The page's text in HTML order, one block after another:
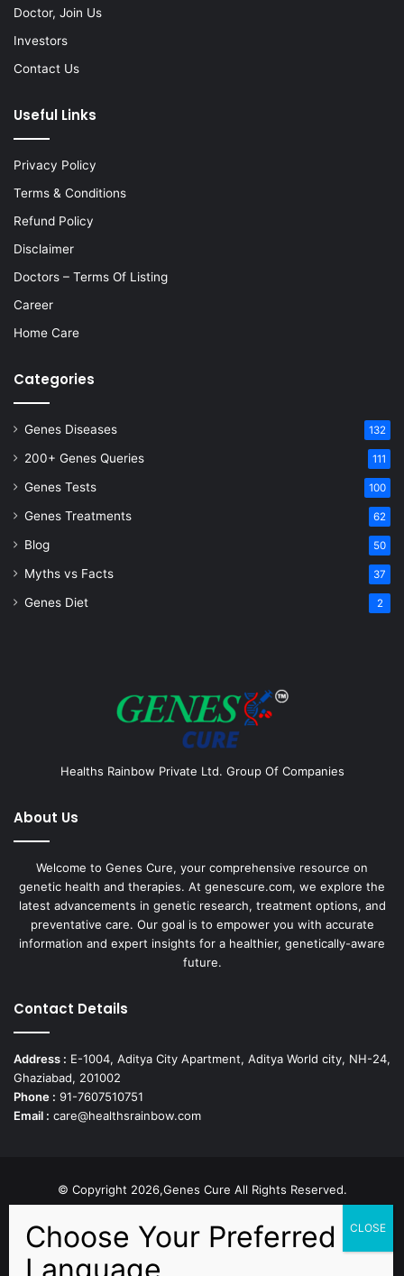
Doctor, Join Us
Investors
Contact Us
Useful Links
Privacy Policy
Terms & Conditions
Refund Policy
Disclaimer
Doctors – Terms Of Listing
Career
Home Care
Categories
Genes Diseases 132
200+ Genes Queries 111
Genes Tests 100
Genes Treatments 62
Blog 50
Myths vs Facts 37
Genes Diet 2
Healths Rainbow Private Ltd. Group Of Companies
About Us
Welcome to Genes Cure, your comprehensive resource on
genetic health and therapies. At genescure.com, we explore the
latest advancements in genetic research, treatment options, and
preventative care. Our goal is to empower you with accurate
information and expert insights for a healthier, genetically-aware
future.
Contact Details
Address : E-1004, Aditya City Apartment, Aditya World city, NH-24,
Ghaziabad, 201002
Phone : 91-7607510751
Email : care@healthsrainbow.com
© Copyright 2026,Genes Cure All Rights Reserved.
Facebook
X